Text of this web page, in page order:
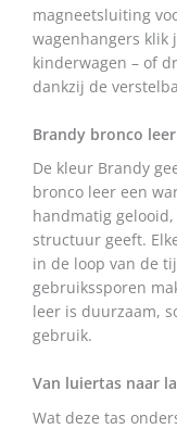
magneetsluiting
wagenhangers klik
kinderwagen – of
dankzij de
Brandy bronco
De kleur Brandy
bronco leer een
handmatig
structuur geeft.
in de loop van de
gebruikssporen
leer is duurzaam,
gebruik.
Van luiertas naar
Wat deze tas